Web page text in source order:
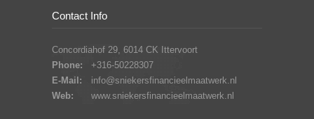
Contact Info
Concordiahof 29, 6014 CK Ittervoort
Phone:
+316-50228307
E-Mail:
info@sniekersfinancieelmaatwerk.nl
Web:
www.sniekersfinancieelmaatwerk.nl